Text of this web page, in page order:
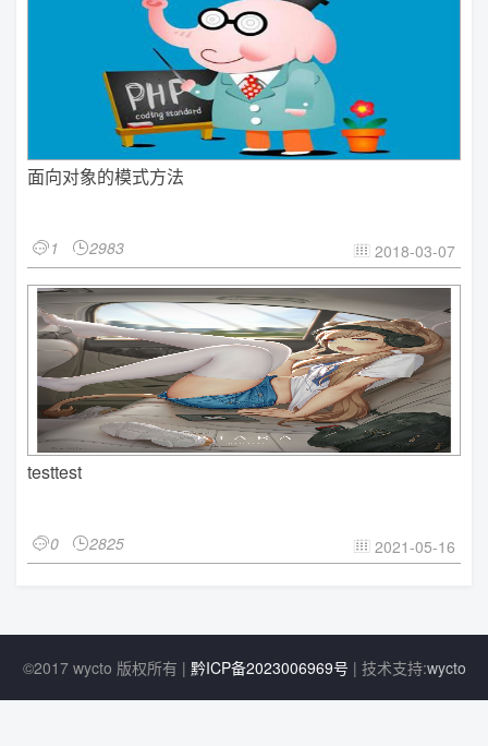
面向对象的模式方法
1 2983  2018-03-07
testtest
0 2825  2021-05-16
©2017 wycto 版权所有 | 黔ICP备2023006969号 | 技术支持:wycto